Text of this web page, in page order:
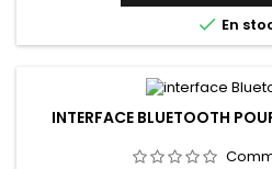
 En
INTERFACE BLUETOOTH